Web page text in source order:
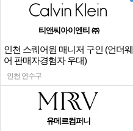
티앤씨아이엔티 ㈜
인천 스퀘어원 매니저 구인 (언더웨
어 판매자경험자 우대)
인천 연수구
유메르컴퍼니